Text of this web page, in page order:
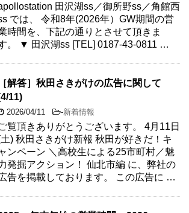
田沢湖ss／御所野ss／角館西
では、 令和8年(2026年）GW期間の営
時間を、下記の通りとさせて頂きま
。 ▼ 田沢湖ss [TEL] 0187-43-0811 …
［解答］秋田さきがけの広告に関して
11)
2026/04/11 -新着情報
覧頂きありがとうございます。 4月11日
) 秋田さきがけ新報 秋田が好きだ！キ
ンペーン ＼高校生による25市町村／魅
発掘アクション！ 仙北市編 に、弊社の
告を掲載しております。 この広告に …